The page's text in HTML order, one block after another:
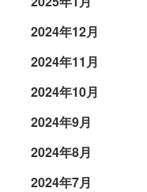
2024年12月
2024年11月
2024年10月
2024年9月
2024年8月
2024年7月